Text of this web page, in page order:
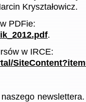
Kryształowicz.
PDFie:
.
w IRCE: